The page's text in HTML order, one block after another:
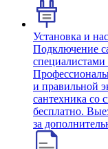
Установка и
Подключение
специалистами
и правильной
сантехника со
бесплатно.
за